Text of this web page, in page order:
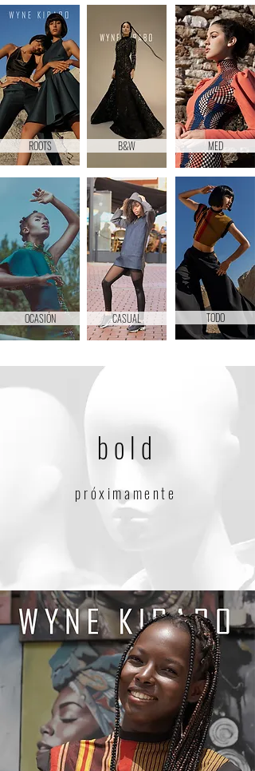
ROOTS B&W MED
OCASIÓN CASUAL TODO
bold
próximamente